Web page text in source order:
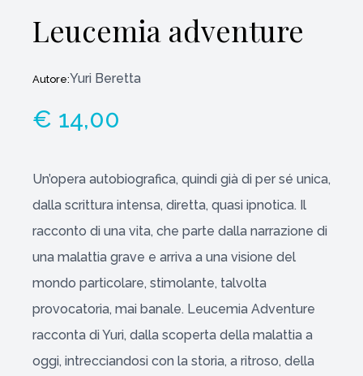
Leucemia adventure
Autore:Yuri Beretta
€ 14,00
Un’opera autobiografica, quindi già di per sé unica,
dalla scrittura intensa, diretta, quasi ipnotica. Il
racconto di una vita, che parte dalla narrazione di
una malattia grave e arriva a una visione del
mondo particolare, stimolante, talvolta
provocatoria, mai banale. Leucemia Adventure
racconta di Yuri, dalla scoperta della malattia a
oggi, intrecciandosi con la storia, a ritroso, della